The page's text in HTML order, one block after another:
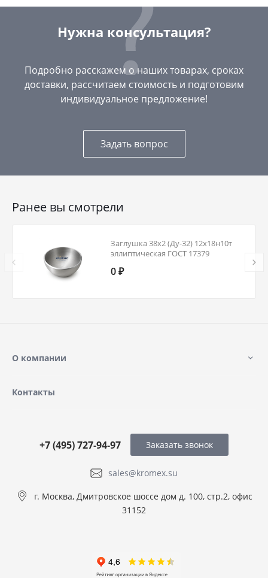
Нужна консультация?
Подробно расскажем о наших товарах, сроках
доставки, рассчитаем стоимость и подготовим
индивидуальное предложение!
Задать вопрос
Ранее вы смотрели
Заглушка 38х2 (Ду-32) 12х18н10т
эллиптическая ГОСТ 17379
0 ₽
О компании
Контакты
sales@kromex.su
+7 (495) 727-94-97
г. Москва, Дмитровское шоссе дом д. 100, стр.2, офис
31152
Заказать звонок